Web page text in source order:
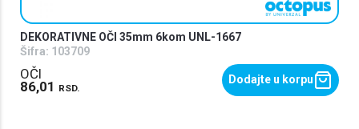
DEKORATIVNE OČI 35mm 6kom UNL-1667
Šifra: 103709
OČI
86,01 RSD.
Dodajte u korpu